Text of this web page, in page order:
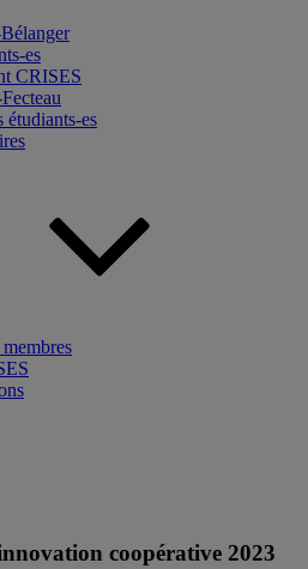
es
CRISES
étudiants-es
coopérative 2023